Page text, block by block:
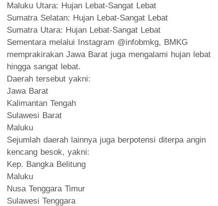
Maluku Utara: Hujan Lebat-Sangat Lebat
Sumatra Selatan: Hujan Lebat-Sangat Lebat
Sumatra Utara: Hujan Lebat-Sangat Lebat
Sementara melalui Instagram @infobmkg, BMKG
memprakirakan Jawa Barat juga mengalami hujan lebat
hingga sangat lebat.
Daerah tersebut yakni:
Jawa Barat
Kalimantan Tengah
Sulawesi Barat
Maluku
Sejumlah daerah lainnya juga berpotensi diterpa angin
kencang besok, yakni:
Kep. Bangka Belitung
Maluku
Nusa Tenggara Timur
Sulawesi Tenggara